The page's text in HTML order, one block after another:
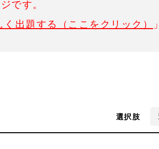
です。
く出題する（ここをクリック）
選択肢